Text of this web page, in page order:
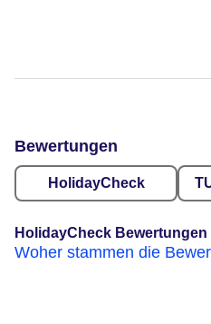
Bewertungen
HolidayCheck
HolidayCheck Bewertungen
Woher stammen die